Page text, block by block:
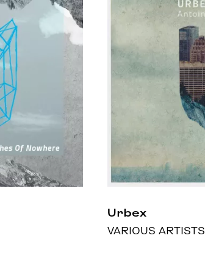
Urbex
VARIOUS ARTISTS